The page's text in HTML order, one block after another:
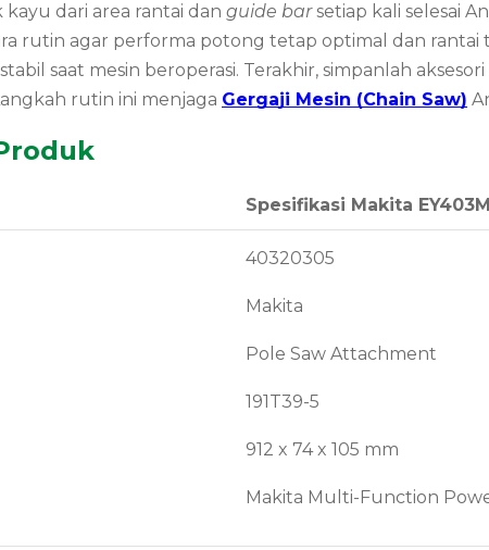
kayu dari area rantai dan guide barsetiap kali selesai
rutin agar performa potong tetap optimal dan
saat mesin beroperasi. Terakhir, simpanlah
rutin ini menjaga Gergaji Mesin (Chain Saw)
Spesifikasi Makita
40320305
Makita
Pole Saw Attachment
191T39-5
912 x 74 x 105 mm
Makita Multi-Function